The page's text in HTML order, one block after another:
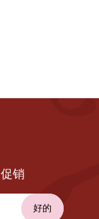
销